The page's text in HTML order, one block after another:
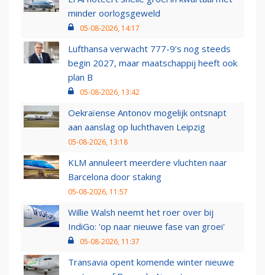
minder oorlogsgeweld
05-08-2026, 14:17
Lufthansa verwacht 777-9’s nog steeds
begin 2027, maar maatschappij heeft ook
plan B
05-08-2026, 13:42
Oekraïense Antonov mogelijk ontsnapt
aan aanslag op luchthaven Leipzig
05-08-2026, 13:18
KLM annuleert meerdere vluchten naar
Barcelona door staking
05-08-2026, 11:57
Willie Walsh neemt het roer over bij
IndiGo: 'op naar nieuwe fase van groei'
05-08-2026, 11:37
Transavia opent komende winter nieuwe